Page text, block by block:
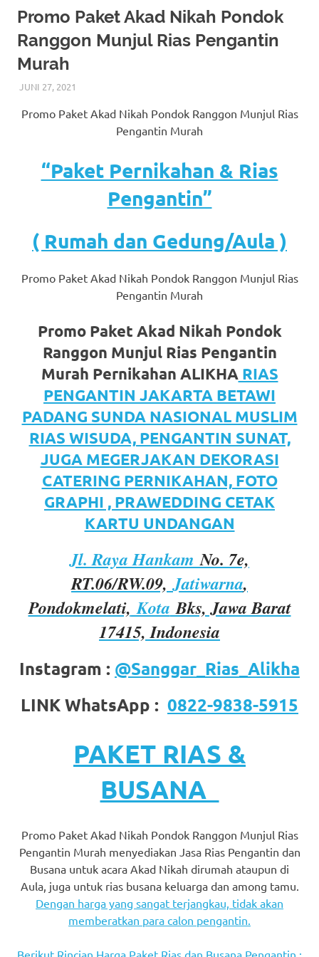
More
hints
rolex
replica.
my
https://www.watchesf.com.
learn
https://www.watchesb.com
these
guys
https://
comment
replica
replica
watches.
rolex.
Discover
More
Promo Paket Akad Nikah Pondok
Ranggon Munjul Rias Pengantin
Murah
JUNI 27, 2021
PENGANTIN MURAH,RIAS, RIAS PENGANTIN,RIAS
PENGANTIN HIJAB,RIAS PENGANTIN JAWA
PENGANTIN SUNDA
Promo Paket Akad Nikah Pondok Ranggon Munjul Rias
Pengantin Murah
“Paket Pernikahan & Rias
Pengantin”
( Rumah dan Gedung/Aula )
Promo Paket Akad Nikah Pondok Ranggon Munjul Rias
Pengantin Murah
Promo Paket Akad Nikah Pondok
Ranggon Munjul Rias Pengantin
Murah Pernikahan ALIKHA RIAS
PENGANTIN JAKARTA BETAWI
PADANG SUNDA NASIONAL MUSLIM
RIAS WISUDA, PENGANTIN SUNAT,
JUGA MEGERJAKAN DEKORASI
CATERING PERNIKAHAN, FOTO
GRAPHI , PRAWEDDING CETAK
KARTU UNDANGAN
Jl. Raya Hankam No. 7e,
RT.06/RW.09,Jatiwarna,
Pondokmelati, Kota Bks, Jawa Barat
17415, Indonesia
Instagram : @Sanggar_Rias_Alikha
LINK WhatsApp : 0822-9838-5915
PAKET RIAS &
BUSANA
Promo Paket Akad Nikah Pondok Ranggon Munjul Rias
Pengantin Murah menyediakan Jasa Rias Pengantin dan
Busana untuk acara Akad Nikah dirumah ataupun di
Aula, juga untuk rias busana keluarga dan among tamu.
Dengan harga yang sangat terjangkau, tidak akan
memberatkan para calon pengantin.